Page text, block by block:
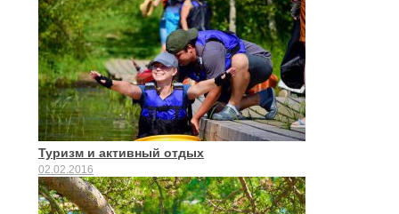
Туризм и активный отдых
02.02.2016